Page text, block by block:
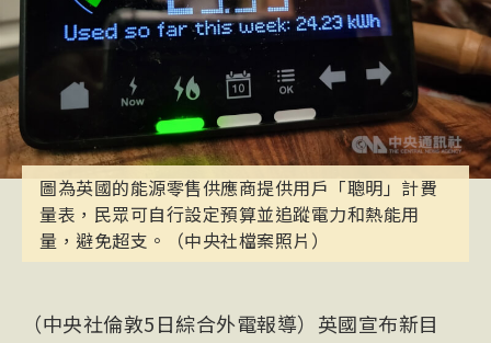
圖為英國的能源零售供應商提供用戶「聰明」計費
量表，民眾可自行設定預算並追蹤電力和熱能用
量，避免超支。（中央社檔案照片）
（中央社倫敦5日綜合外電報導）英國宣布新目